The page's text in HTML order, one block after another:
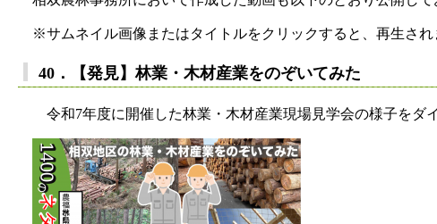
※サムネイル画像またはタイトルをクリックすると、再生され
40．【発見】林業・木材産業をのぞいてみた
令和7年度に開催した林業・木材産業現場見学会の様子をダイ